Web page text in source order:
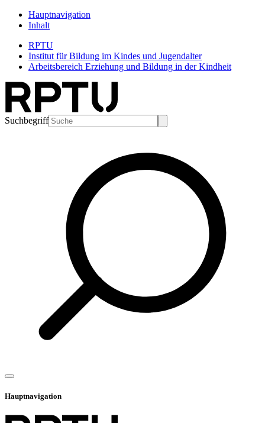
Hauptnavigation
Inhalt
RPTU
Institut für Bildung im Kindes und Jugendalter
Arbeitsbereich Erziehung und Bildung in der Kindheit
Suchbegriff
Hauptnavigation